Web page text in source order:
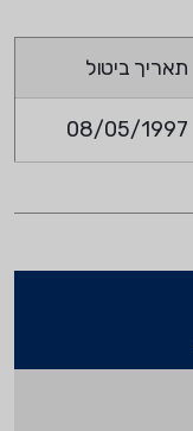
תאריך ביטול
08/05/1997